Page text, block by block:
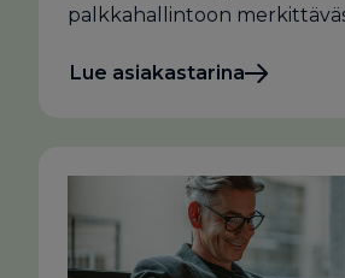
palkkahallintoon
Lue asiakastarina